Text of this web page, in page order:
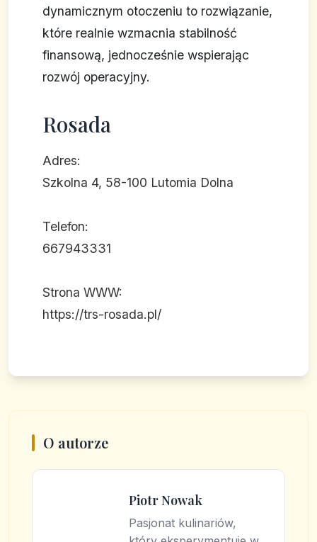
dynamicznym otoczeniu to rozwiązanie,
które realnie wzmacnia stabilność
finansową, jednocześnie wspierając
rozwój operacyjny.
Rosada
Adres:
Szkolna 4, 58-100 Lutomia Dolna
Telefon:
667943331
Strona WWW:
https://trs-rosada.pl/
O autorze
Piotr Nowak
Pasjonat kulinariów,